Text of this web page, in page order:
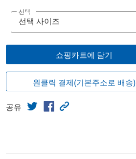
선택
쇼핑카트에 담기
원클릭 결제(기본주소로 배송)
공유